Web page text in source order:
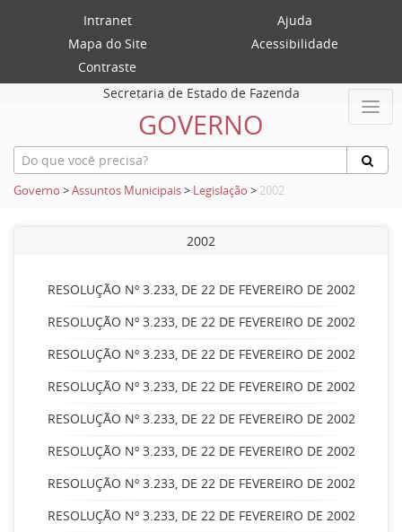
Intranet
Ajuda
Mapa do Site
Acessibilidade
Contraste
Secretaria de Estado de Fazenda
GOVERNO
Governo >Assuntos Municipais> Legislação > 2002
2002
RESOLUÇÃO Nº 3.233, DE 22 DE FEVEREIRO DE 2002
RESOLUÇÃO Nº 3.233, DE 22 DE FEVEREIRO DE 2002
RESOLUÇÃO Nº 3.233, DE 22 DE FEVEREIRO DE 2002
RESOLUÇÃO Nº 3.233, DE 22 DE FEVEREIRO DE 2002
RESOLUÇÃO Nº 3.233, DE 22 DE FEVEREIRO DE 2002
RESOLUÇÃO Nº 3.233, DE 22 DE FEVEREIRO DE 2002
RESOLUÇÃO Nº 3.233, DE 22 DE FEVEREIRO DE 2002
RESOLUÇÃO Nº 3.233, DE 22 DE FEVEREIRO DE 2002